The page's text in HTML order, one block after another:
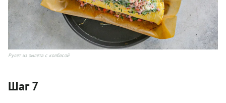
Рулет из омлета с колбасой
Шаг 7